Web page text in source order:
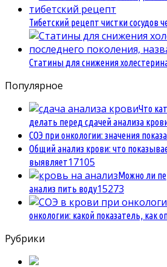
Тибетский рецепт чистки сосудов
Статины для снижения
Популярное
Что
делать перед сдачей анализа
СОЭ при онкологии: значения
Общий анализ крови: что
выявляет17105
Можно ли
анализ пить воду15273
онкологии: какой показатель, как
Рубрики